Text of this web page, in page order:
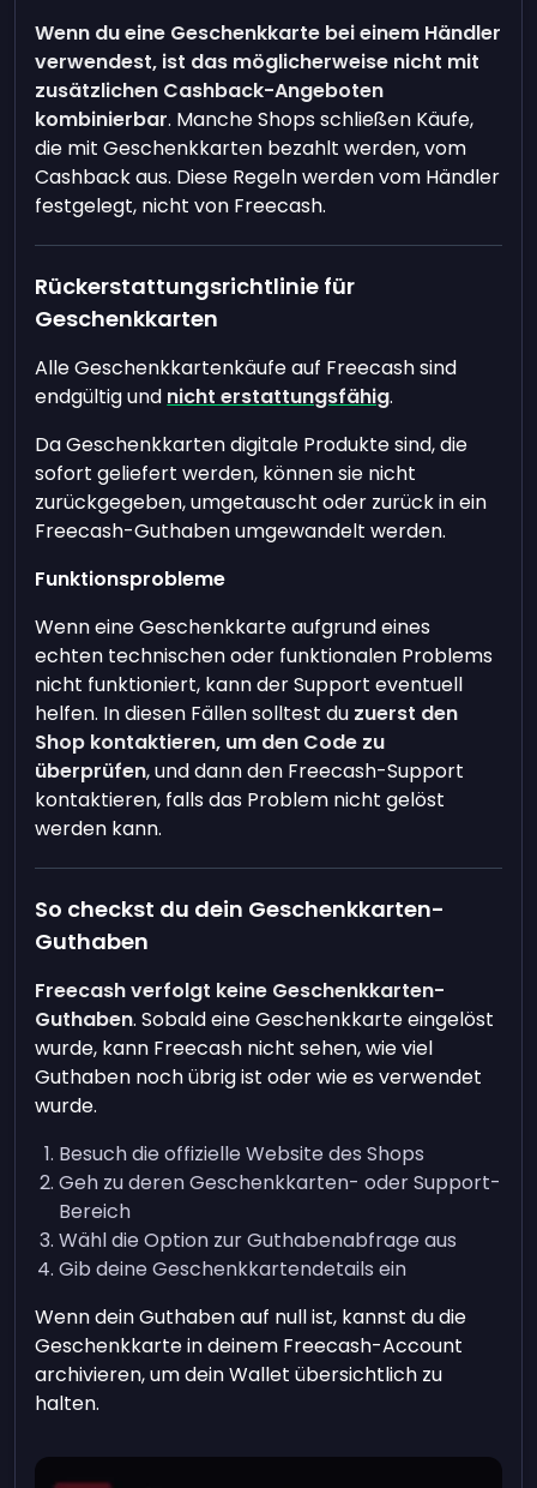
Wenn du eine Geschenkkarte bei einem Händler
verwendest, ist das möglicherweise nicht mit
zusätzlichen Cashback-Angeboten
kombinierbar. Manche Shops schließen Käufe,
die mit Geschenkkarten bezahlt werden, vom
Cashback aus. Diese Regeln werden vom Händler
festgelegt, nicht von Freecash.
Rückerstattungsrichtlinie für
Geschenkkarten
Alle Geschenkkartenkäufe auf Freecash sind
endgültig und nicht erstattungsfähig.
Da Geschenkkarten digitale Produkte sind, die
sofort geliefert werden, können sie nicht
zurückgegeben, umgetauscht oder zurück in ein
Freecash-Guthaben umgewandelt werden.
Funktionsprobleme
Wenn eine Geschenkkarte aufgrund eines
echten technischen oder funktionalen Problems
nicht funktioniert, kann der Support eventuell
helfen. In diesen Fällen solltest du zuerst den
Shop kontaktieren, um den Code zu
überprüfen, und dann den Freecash-Support
kontaktieren, falls das Problem nicht gelöst
werden kann.
So checkst du dein Geschenkkarten-
Guthaben
Freecash verfolgt keine Geschenkkarten-
Guthaben. Sobald eine Geschenkkarte eingelöst
wurde, kann Freecash nicht sehen, wie viel
Guthaben noch übrig ist oder wie es verwendet
wurde.
Besuch die offizielle Website des Shops
Geh zu deren Geschenkkarten- oder Support-
Bereich
Wähl die Option zur Guthabenabfrage aus
Gib deine Geschenkkartendetails ein
Wenn dein Guthaben auf null ist, kannst du die
Geschenkkarte in deinem Freecash-Account
archivieren, um dein Wallet übersichtlich zu
halten.